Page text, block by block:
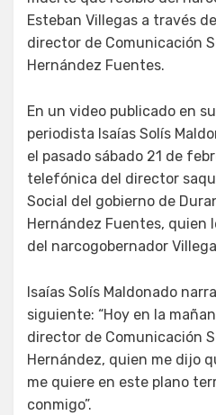
Esteban Villegas a través
director de Comunicación
Hernández Fuentes.
En un video publicado en
periodista Isaías Solís
el pasado sábado 21 de
telefónica del director
Social del gobierno de
Hernández Fuentes, quien
del narcogobernador
Isaías Solís Maldonado
siguiente: “Hoy en la
director de Comunicación
Hernández, quien me dijo
me quiere en este plano
conmigo”.